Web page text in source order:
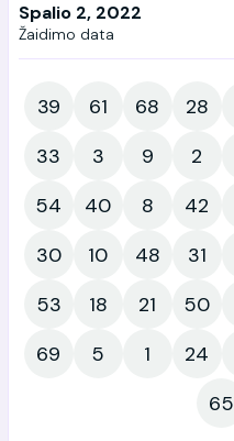
Spalio 2, 2022
Žaidimo data
39 61 68 28
33
3 9 2
54
40 8 42
30
10 48 31
53
18 21 50
69
5 1 24
65